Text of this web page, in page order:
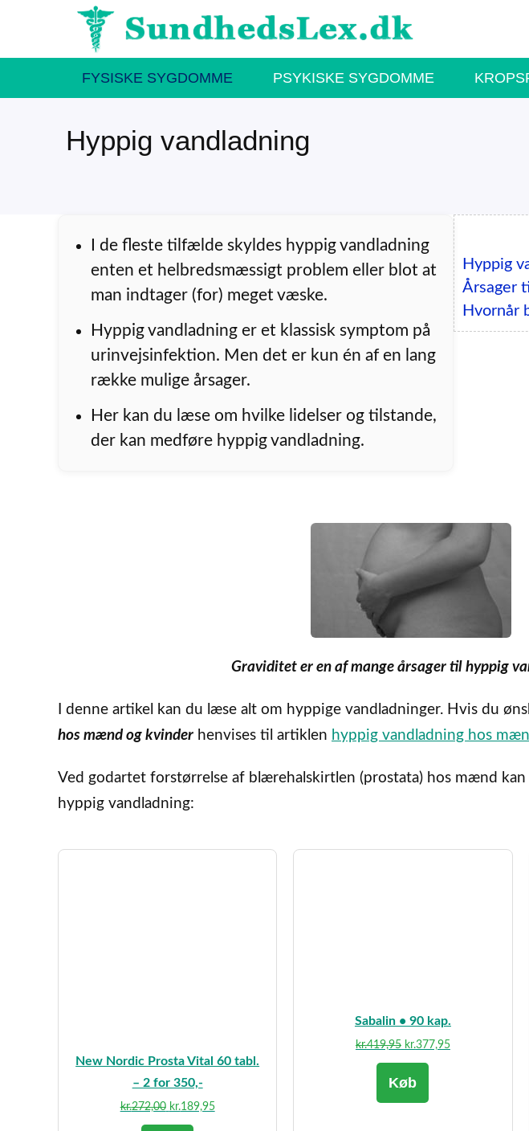
indhold
FYSISKE SYGDOMME PSYKISKE SYGDOMME
Hyppig vandladning
I de fleste tilfælde skyldes hyppig vandladning
enten et helbredsmæssigt problem eller blot at
man indtager (for) meget væske.
Hyppig vandladning er et klassisk symptom på
urinvejsinfektion. Men det er kun én af en lang
række mulige årsager.
Her kan du læse om hvilke lidelser og tilstande,
der kan medføre hyppig vandladning.
Hyppig
Årsager
Hvornår
Graviditet er en af mange årsager til hyppig
I denne artikel kan du læse alt om hyppige vandladninger. Hvis du
hos mænd og kvinder henvises til artiklen hyppig vandladning hos
Ved godartet forstørrelse af blærehalskirtlen (prostata) hos mænd
hyppig vandladning:
New Nordic Prosta Vital 60 tabl.
– 2 for 350,-
kr.272,00 Den
oprindelige
kr.189,95Den
Sabalin • 90 kap.
kr.419,95 Den
oprindelige
pris
kr.377,95Den
Køb